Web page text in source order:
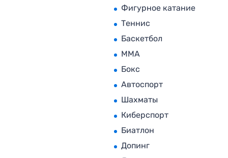
Фигурное катание
Теннис
Баскетбол
MMA
Бокс
Автоспорт
Шахматы
Киберспорт
Биатлон
Допинг